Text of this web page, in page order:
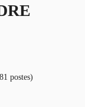
postes)